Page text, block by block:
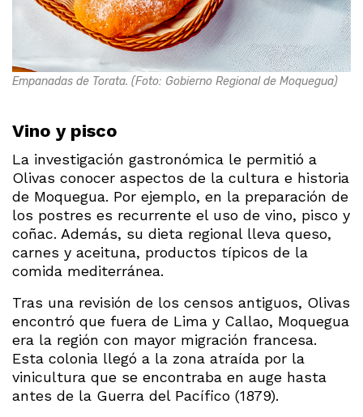
Empanadas de Torata. (Foto: Gobierno Regional de Moquegua)
Vino y pisco
La investigación gastronómica le permitió a
Olivas conocer aspectos de la cultura e historia
de Moquegua. Por ejemplo, en la preparación de
los postres es recurrente el uso de vino, pisco y
coñac. Además, su dieta regional lleva queso,
carnes y aceituna, productos típicos de la
comida mediterránea.
Tras una revisión de los censos antiguos, Olivas
encontró que fuera de Lima y Callao, Moquegua
era la región con mayor migración francesa.
Esta colonia llegó a la zona atraída por la
vinicultura que se encontraba en auge hasta
antes de la Guerra del Pacífico (1879).